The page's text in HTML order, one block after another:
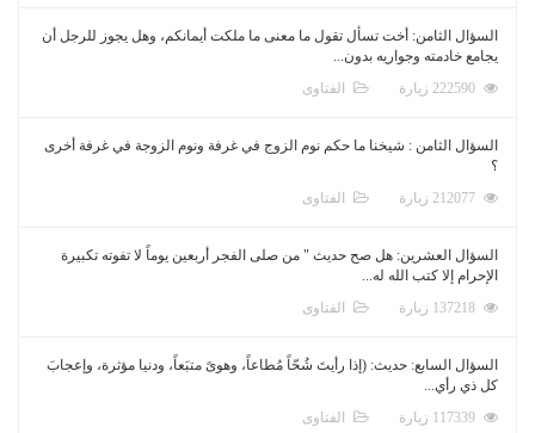
السؤال الثامن: أخت تسأل تقول ما معنى ما ملكت أيمانكم، وهل يجوز للرجل أن
يجامع خادمته وجواريه بدون...
الفتاوى
السؤال الثامن : شيخنا ما حكم نوم الزوج في غرفة ونوم الزوجة في غرفة أخرى
؟
الفتاوى
السؤال العشرين: هل صح حديث " من صلى الفجر أربعين يوماً لا تفوته تكبيرة
الإحرام إلا كتب الله له...
الفتاوى
السؤال السابع: حديث: (إذا رأيتَ شُحّاً مُطاعاً، وهوىً متبَعاً، ودنيا مؤثرة، وإعجابَ
كل ذي رأي...
الفتاوى